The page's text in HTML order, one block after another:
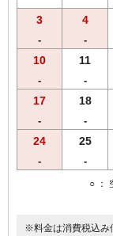
3
-
4
-
10
-
11
-
17
-
18
-
24
-
25
-
○ ：
※料金は消費税込み